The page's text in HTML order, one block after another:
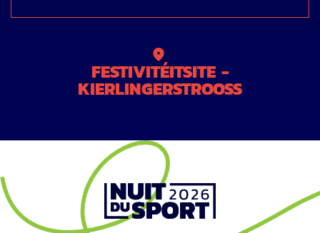
FESTIVITÉITSITE -
KIERLINGERSTROOSS